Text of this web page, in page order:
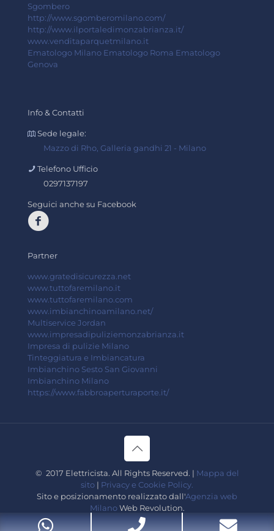
Sgombero
http://www.sgomberomilano.com/
http://www.ilportaledimonzabrianza.it/
www.venditaparquetmilano.it
Ematologo Milano Ematologo Roma Ematologo
Genova
Info & Contatti
Sede legale:
Mazzo di Rho, Galleria gandhi 21 - Milano
Telefono Ufficio
0297137197
Seguici anche su Facebook
Partner
www.gratedisicurezza.net
www.tuttofaremilano.it
www.tuttofaremilano.com
www.imbianchinoamilano.net/
Multiservice Jordan
www.impresadipuliziemonzabrianza.it
Impresa di pulizie Milano
Tinteggiatura e Imbiancatura
Imbianchino Sesto San Giovanni
Imbianchino Milano
https://www.fabbroaperturaporte.it/
© 2017 Elettricista. All Rights Reserved. | Mappa del
sito | Privacy e Cookie Policy.
Sito e posizionamento realizzato dall'Agenzia web
MilanoWeb Revolution.